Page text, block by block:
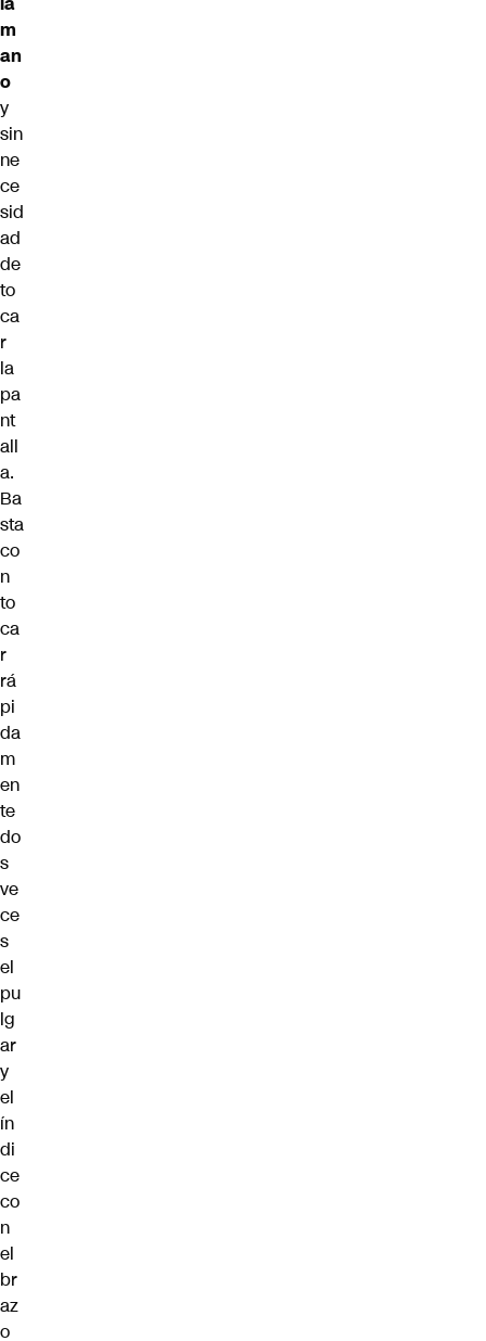
m
an
o
y
sin
ne
ce
sid
ad
de
to
ca
r
la
pa
nt
all
a.
Ba
sta
co
n
to
ca
r
rá
pi
da
m
en
te
do
s
ve
ce
s
el
pu
lg
ar
y
el
ín
di
ce
co
n
el
br
az
o